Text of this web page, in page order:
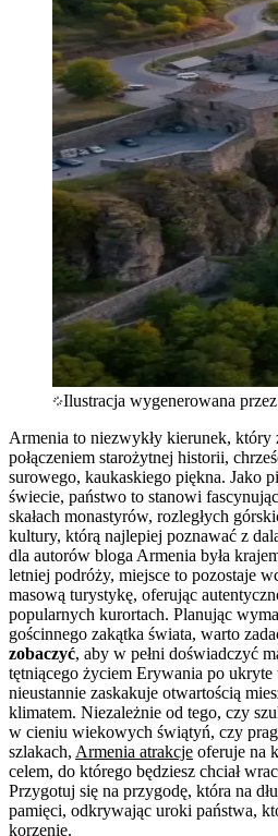
Ilustracja wygenerowana
Armenia to niezwykły kierunek,
połączeniem starożytnej historii,
surowego, kaukaskiego piękna. Jako
świecie, państwo to stanowi
skałach monastyrów, rozległych
kultury, którą najlepiej poznawać z
dla autorów bloga Armenia była
letniej podróży, miejsce to pozostaje
masową turystykę, oferując
popularnych kurortach. Planując
gościnnego zakątka świata, warto
zobaczyć, aby w pełni doświadczyć
tętniącego życiem Erywania po
nieustannie zaskakuje otwartością
klimatem. Niezależnie od tego, czy
w cieniu wiekowych świątyń, czy
szlakach, Armenia atrakcje oferuje na
celem, do którego będziesz chciał
Przygotuj się na przygodę, która na
pamięci, odkrywając uroki państwa,
korzenie.